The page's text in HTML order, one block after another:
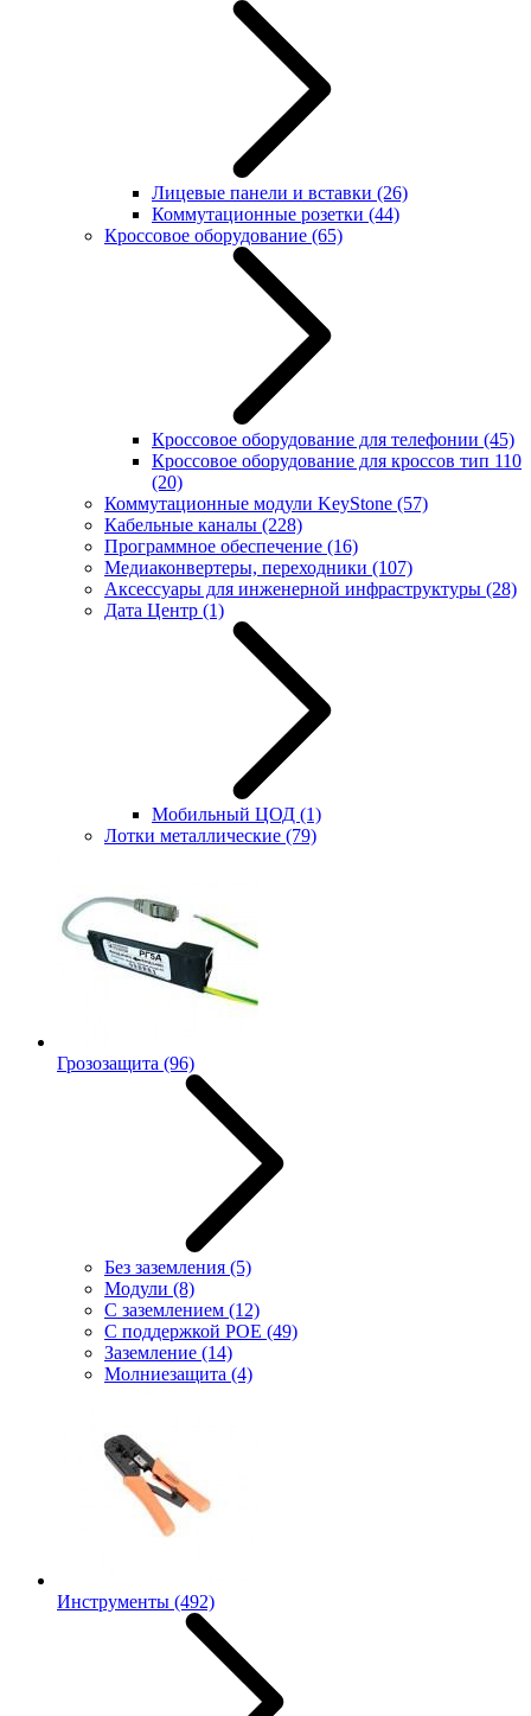
Лицевые панели и вставки (26)
Коммутационные розетки (44)
Кроссовое оборудование (65)
Кроссовое оборудование для телефонии (45)
Кроссовое оборудование для кроссов тип 110
(20)
Коммутационные модули KeyStone (57)
Кабельные каналы (228)
Программное обеспечение (16)
Медиаконвертеры, переходники (107)
Аксессуары для инженерной инфраструктуры (28)
Дата Центр (1)
Мобильный ЦОД (1)
Лотки металлические (79)
Грозозащита (96)
Без заземления (5)
Модули (8)
С заземлением (12)
С поддержкой POE (49)
Заземление (14)
Молниезащита (4)
Инструменты (492)